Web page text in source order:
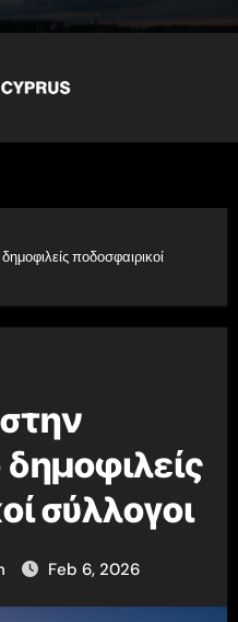
ποδοσφαιρικοί
σύλλογοι
Feb 6, 2026